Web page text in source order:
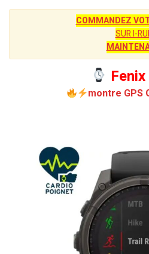
COMMANDEZ
SUR I-
montre GPS